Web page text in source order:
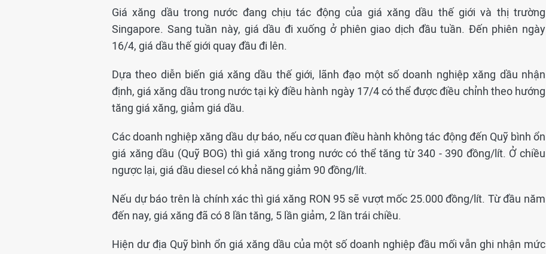
Giá xăng dầu trong nước đang chịu tác động của giá xăng dầu thế giới và thị trường
Singapore. Sang tuần này, giá dầu đi xuống ở phiên giao dịch đầu tuần. Đến phiên ngày
16/4, giá dầu thế giới quay đầu đi lên.
Dựa theo diễn biến giá xăng dầu thế giới, lãnh đạo một số doanh nghiệp xăng dầu nhận
định, giá xăng dầu trong nước tại kỳ điều hành ngày 17/4 có thể được điều chỉnh theo hướng
tăng giá xăng, giảm giá dầu.
Các doanh nghiệp xăng dầu dự báo, nếu cơ quan điều hành không tác động đến Quỹ bình ổn
giá xăng dầu (Quỹ BOG) thì giá xăng trong nước có thể tăng từ 340 - 390 đồng/lít. Ở chiều
ngược lại, giá dầu diesel có khả năng giảm 90 đồng/lít.
Nếu dự báo trên là chính xác thì giá xăng RON 95 sẽ vượt mốc 25.000 đồng/lít. Từ đầu năm
đến nay, giá xăng đã có 8 lần tăng, 5 lần giảm, 2 lần trái chiều.
Hiện dư địa Quỹ bình ổn giá xăng dầu của một số doanh nghiệp đầu mối vẫn ghi nhận mức